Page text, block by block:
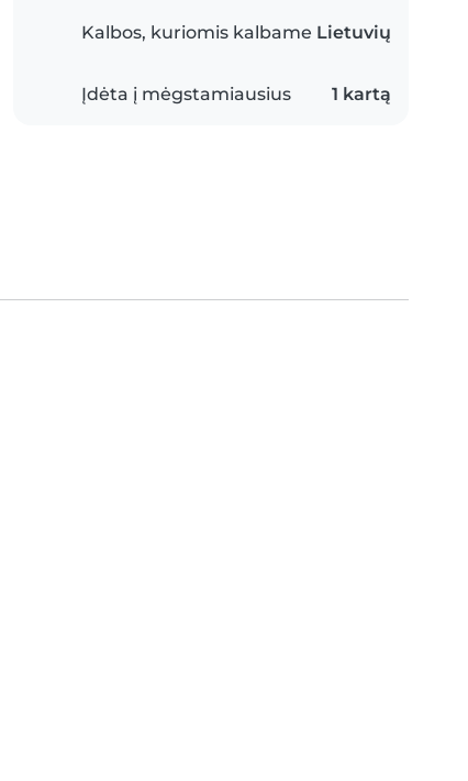
Kalbos, kuriomis kalbame Lietuvių
Įdėta į mėgstamiausius 1 kartą